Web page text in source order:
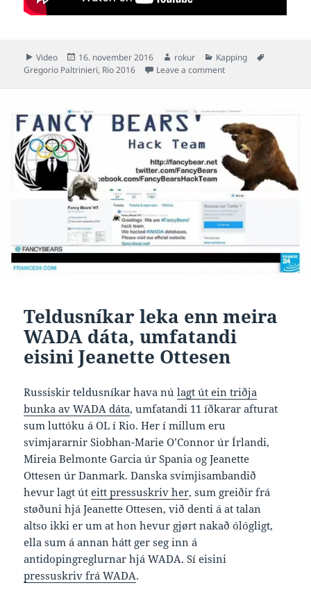
Format
Video
Posted
on
16. november 2016 Author
rokur Categories
Kapping
Gregorio Paltrinieri, Rio 2016 Leave a commenton Gregorio
Teldusníkar leka enn meira
WADA dáta, umfatandi
eisini Jeanette Ottesen
Russiskir teldusníkar hava núlagt út ein triðja
bunka av WADA dáta, umfatandi 11 íðkarar afturat
sum luttóku á OL í Rio. Her í millum eru
svimjararnir Siobhan-Marie O’Connor úr Írlandi,
Mireia Belmonte Garcia úr Spania og Jeanette
Ottesen úr Danmark. Danska svimjisambandið
hevur lagt úteitt pressuskriv her, sum greiðir frá
støðuni hjá Jeanette Ottesen, við denti á at talan
altso ikki er um at hon hevur gjørt nakað ólógligt,
ella sum á annan hátt ger seg inn á
antidopingreglurnar hjá WADA. Sí eisini
pressuskriv frá WADA.